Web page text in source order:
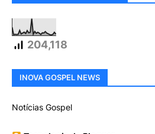
204,118
INOVA GOSPEL NEWS
Notícias Gospel